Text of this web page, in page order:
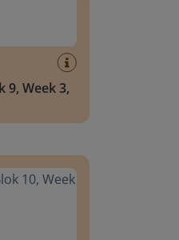
9, Week 3,